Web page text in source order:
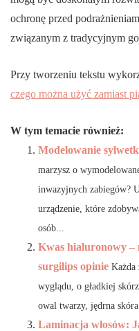
ochronę przed
związanym z tradycyjnym
Przy tworzeniu tekstu
czego można użyć zamiast
W tym temacie również:
Modelowanie
marzysz o
inwazyjnych zabiegów?
urządzenie, które
osób...
Kwas hialuronowy –
surgilips opinie Każda
wyglądu, o gładkiej
owal twarzy, jędrna skóra
Laminacja włosów: